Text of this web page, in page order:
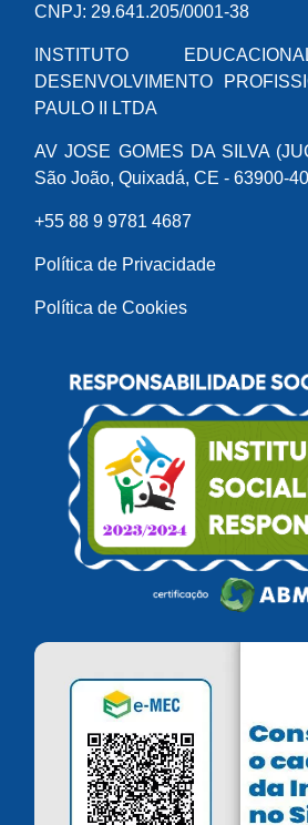
CNPJ: 29.641.205/0001-38
INSTITUTO
DESENVOLVIMENTO
PAULO II LTDA
AV JOSE GOMES DA SILVA
São João, Quixadá, CE - 63900-
+55 88 9 9781 4687
Política de Privacidade
Política de Cookies